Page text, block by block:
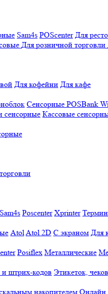
Sam4s POScenter Для
Для розничной торговли
Для кофейни Для кафе
Сенсорные POSBank
сенсорные Кассовые
Sam4s Poscenter Xprinter
AtolAtol 2D С экраном Для
Posiflex Металлические
и штрих-кодов Этикеток,
накопителем Онлайн